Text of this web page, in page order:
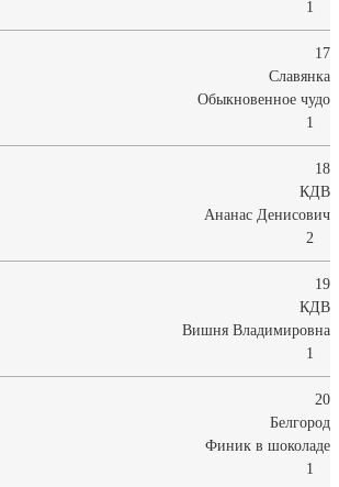
1
17
Славянка
Обыкновенное чудо
1
18
КДВ
Ананас Денисович
2
19
КДВ
Вишня Владимировна
1
20
Белгород
Финик в шоколаде
1